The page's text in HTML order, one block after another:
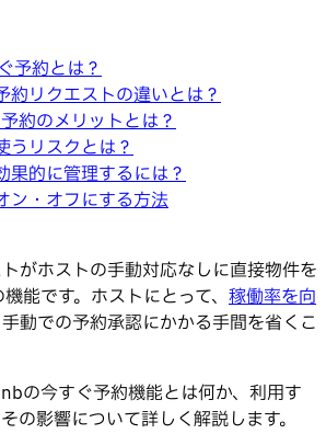
予約とは？
約リクエストの違いとは？
約のメリットとは？
うリスクとは？
果的に管理するには？
ン・オフにする方法
がホストの手動対応なしに直接物件を
能です。ホストにとって、 稼働率を向
動での予約承認にかかる手間を省くこ
の今すぐ予約機能とは何か、利用す
の影響について詳しく解説します。